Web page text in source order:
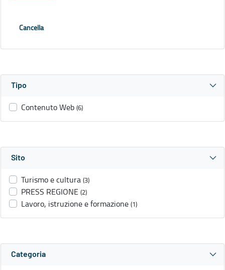
Cancella
Tipo
Contenuto Web (6)
Sito
Turismo e cultura (3)
PRESS REGIONE (2)
Lavoro, istruzione e formazione (1)
Categoria